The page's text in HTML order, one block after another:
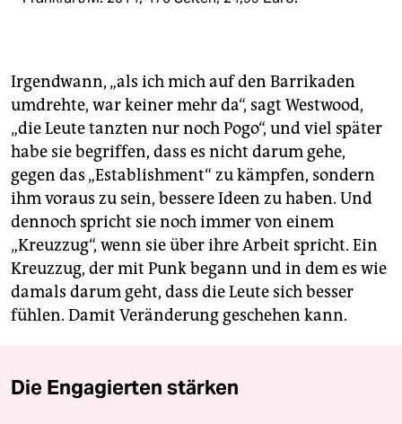
Irgendwann, „als ich mich auf den Barrikaden
umdrehte, war keiner mehr da“, sagt Westwood,
„die Leute tanzten nur noch Pogo“, und viel später
habe sie begriffen, dass es nicht darum gehe,
gegen das „Establishment“ zu kämpfen, sondern
ihm voraus zu sein, bessere Ideen zu haben. Und
dennoch spricht sie noch immer von einem
„Kreuzzug“, wenn sie über ihre Arbeit spricht. Ein
Kreuzzug, der mit Punk begann und in dem es wie
damals darum geht, dass die Leute sich besser
fühlen. Damit Veränderung geschehen kann.
Die Engagierten stärken